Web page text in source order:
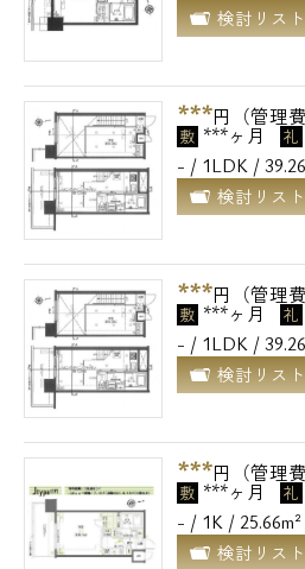
検討リス
***円（管理
敷 ***ヶ月 礼
- / 1LDK /
検討リス
***円（管理
敷 ***ヶ月 礼
- / 1LDK /
検討リス
***円（管理
敷 ***ヶ月 礼
- / 1K / 25.66m²
検討リス
メールでお問い合わせ
お問い合